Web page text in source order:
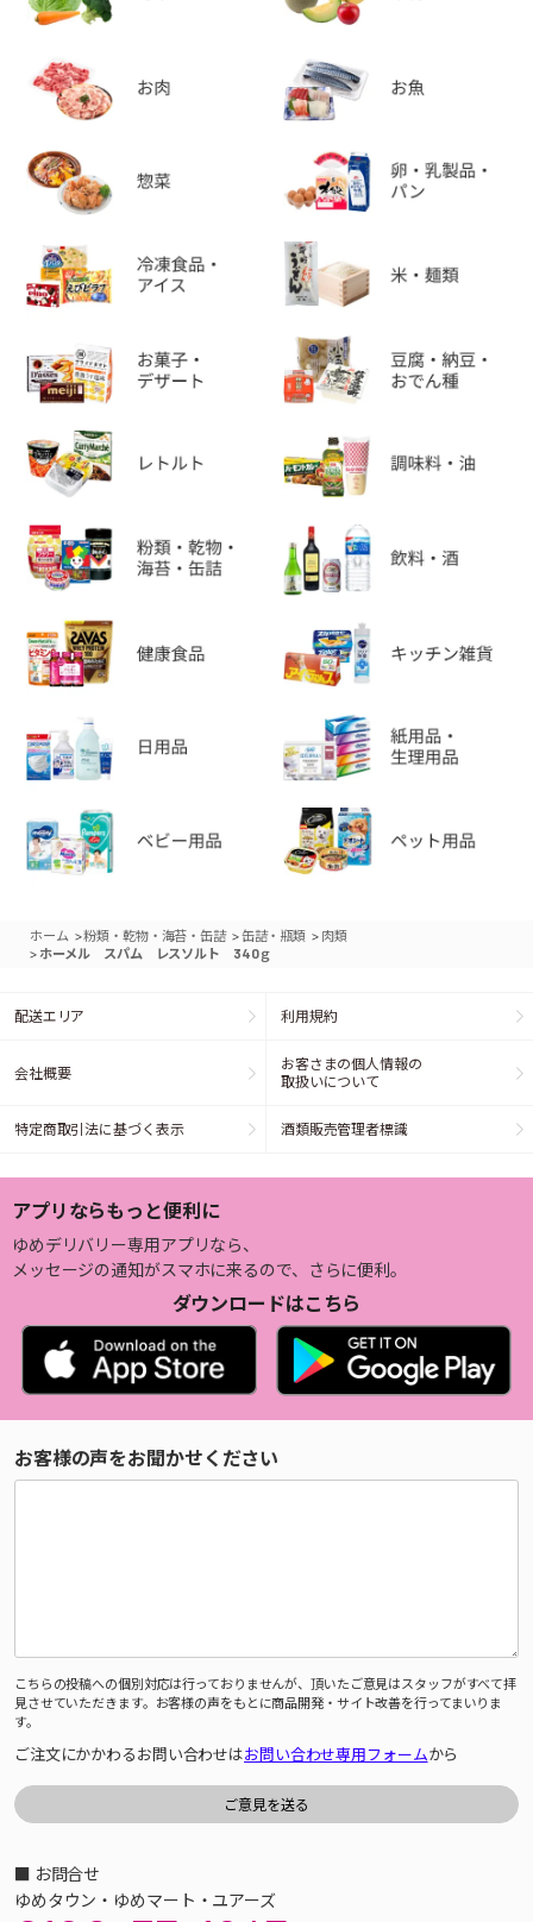
ホーム >粉類・乾物・海苔・缶詰 >缶詰・瓶類 > 肉類
> ホーメル スパム レスソルト 340ｇ
配送エリア 利用規約
会社概要
お客さまの個人情報の
取扱いについて
特定商取引法に基づく表示 酒類販売管理者標識
アプリならもっと便利に
ゆめデリバリー専用アプリなら、
メッセージの通知がスマホに来るので、さらに便利。
ダウンロードはこちら
お客様の声をお聞かせください
こちらの投稿への個別対応は行っておりませんが、頂いたご意見はスタッフがすべて拝
見させていただきます。お客様の声をもとに商品開発・サイト改善を行ってまいりま
す。
ご注文にかかわるお問い合わせはお問い合わせ専用フォームから
■ お問合せ
ゆめタウン・ゆめマート・ユアーズ